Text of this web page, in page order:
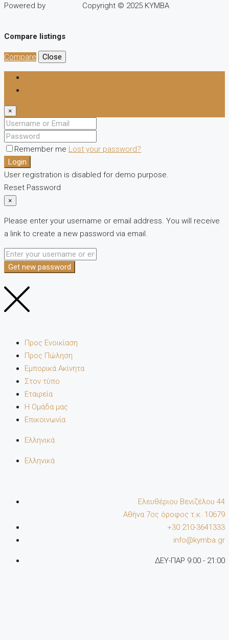
Powered by Copyright © 2025 KYMBA
Compare listings
Compare Close
×
Remember me Lost your password?
Login
User registration is disabled for demo purpose.
Reset Password
×
Please enter your username or email address. You will receive
a link to create a new password via email.
Get new password
Προς Ενοικίαση
Προς Πώληση
Εμπορικά Ακίνητα
Στον τύπο
Εταιρεία
Η Ομάδα μας
Επικοινωνία
Ελληνικά
Ελληνικά
Ελευθέριου Βενιζέλου 44
Αθήνα 7oς όροφος τ.κ. 10679
+30 210-3641333
info@kymba.gr
ΔΕΥ-ΠΑΡ 9:00 - 21:00